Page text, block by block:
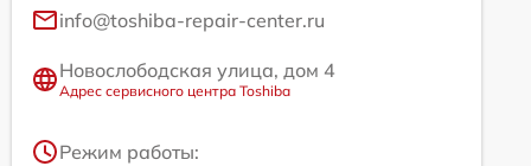
info@toshiba-repair-center.ru
Новослободская улица, дом 4
Адрес сервисного центра Toshiba
Режим работы: